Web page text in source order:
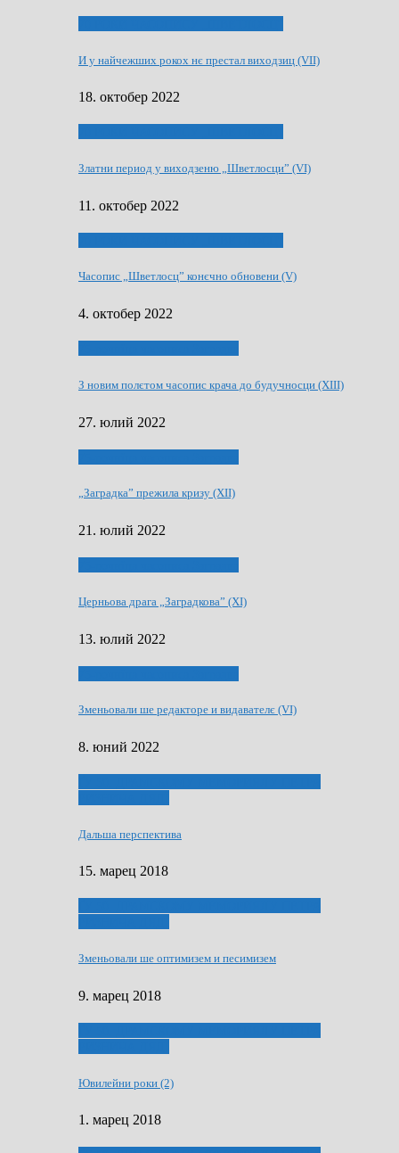
И у найчежших рокох нє престал виходзиц (VII)
18. октобер 2022
Златни период у виходзеню „Шветлосци” (VI)
11. октобер 2022
Часопис „Шветлосц” конєчно обновени (V)
4. октобер 2022
З новим полєтом часопис крача до будучносци (XIII)
27. юлий 2022
„Заградка” прежила кризу (XII)
21. юлий 2022
Церньова драга „Заградкова” (XI)
13. юлий 2022
Зменьовали ше редакторе и видавателє (VI)
8. юний 2022
Дальша перспектива
15. марец 2018
Зменьовали ше оптимизем и песимизем
9. марец 2018
Ювилейни роки (2)
1. марец 2018